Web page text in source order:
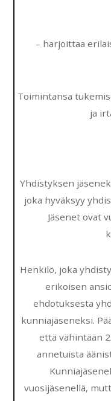
– harjoittaa
Toimintansa
ja
Yhdistyksen
joka hyväksyy
Jäsenet ovat
Henkilö, joka
erikoisen
ehdotuksesta
kunniajäseneksi.
että vähintään
annetuista
vuosijäsenellä,